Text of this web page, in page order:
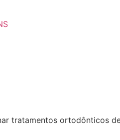
tratamentos ortodônticos